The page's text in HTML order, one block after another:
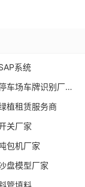
系统
停车场车牌识别厂家车牌识别厂家
植租赁服务商
关厂家
包机厂家
盘模型厂家
管填料